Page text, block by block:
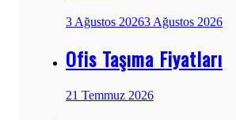
3 Ağustos 20263 Ağustos 2026
Ofis Taşıma Fiyatları
21 Temmuz 2026